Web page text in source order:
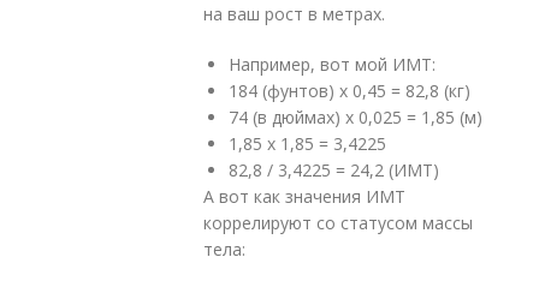
на ваш рост в метрах.
Например, вот мой ИМТ:
184 (фунтов) х 0,45 = 82,8 (кг)
74 (в дюймах) х 0,025 = 1,85 (м)
1,85 х 1,85 = 3,4225
82,8 / 3,4225 = 24,2 (ИМТ)
А вот как значения ИМТ
коррелируют со статусом массы
тела: